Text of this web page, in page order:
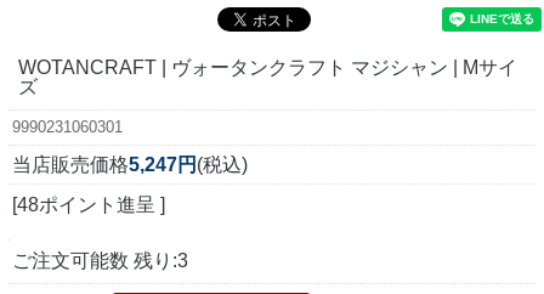
WOTANCRAFT | ヴォータンクラフト マジシャン | Mサイ
ズ
9990231060301
当店販売価格5,247円 (税込)
[48ポイント進呈 ]
ご注文可能数 残り:3